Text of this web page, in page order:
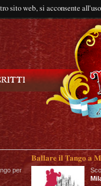
sito web, si acconsente
per
Ballare il Tango a